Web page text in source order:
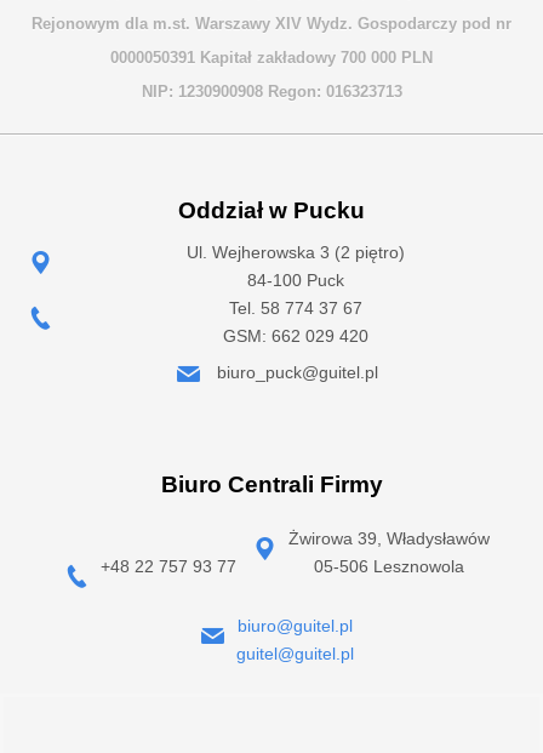
Rejonowym dla m.st. Warszawy XIV Wydz. Gospodarczy pod nr
0000050391 Kapitał zakładowy 700 000 PLN
NIP: 1230900908 Regon: 016323713
Oddział w Pucku
Ul. Wejherowska 3 (2 piętro)
84-100 Puck
Tel. 58 774 37 67
GSM: 662 029 420
biuro_puck@guitel.pl
Biuro Centrali Firmy
+48 22 757 93 77
Żwirowa 39, Władysławów
05-506 Lesznowola
biuro@guitel.pl
guitel@guitel.pl